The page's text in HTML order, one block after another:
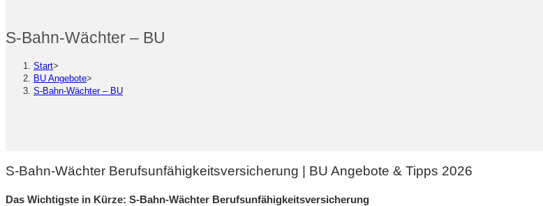
S-Bahn-Wächter – BU
Start>
BU Angebote>
S-Bahn-Wächter – BU
S-Bahn-Wächter Berufsunfähigkeitsversicherung | BU Angebote & Tipps 2026
Das Wichtigste in Kürze: S-Bahn-Wächter Berufsunfähigkeitsversicherung